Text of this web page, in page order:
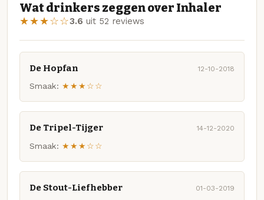
Wat drinkers zeggen over Inhaler
★★★☆☆3.6 uit 52 reviews
De Hopfan 12-10-2018
Smaak: ★★★☆☆
De Tripel-Tijger 14-12-2020
Smaak: ★★★☆☆
De Stout-Liefhebber 01-03-2019